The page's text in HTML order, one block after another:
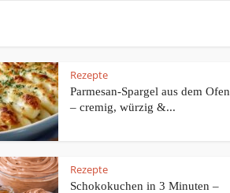
Rezepte
Parmesan-Spargel aus dem Ofen
– cremig, würzig &...
Rezepte
Schokokuchen in 3 Minuten –